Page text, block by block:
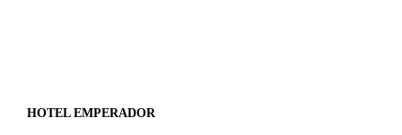
HOTEL EMPERADOR